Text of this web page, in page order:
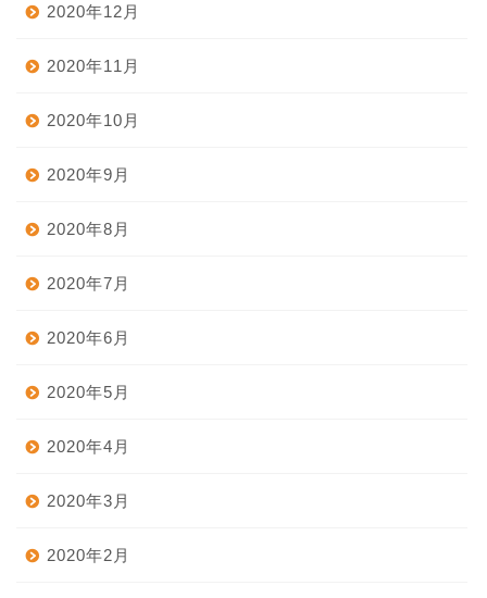
2020年12月
2020年11月
2020年10月
2020年9月
2020年8月
2020年7月
2020年6月
2020年5月
2020年4月
2020年3月
2020年2月